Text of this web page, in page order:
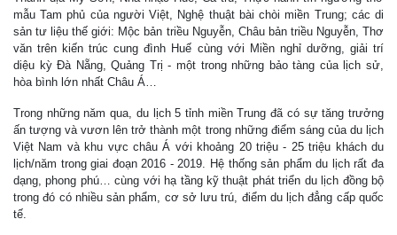
mẫu Tam phủ của người Việt, Nghệ thuật bài chòi miền Trung; các di
sản tư liệu thế giới: Mộc bản triều Nguyễn, Châu bản triều Nguyễn, Thơ
văn trên kiến trúc cung đình Huế cùng với Miền nghỉ dưỡng, giải trí
diệu kỳ Đà Nẵng, Quảng Trị - một trong những bảo tàng của lịch sử,
hòa bình lớn nhất Châu Á…
Trong những năm qua, du lịch 5 tỉnh miền Trung đã có sự tăng trưởng
ấn tượng và vươn lên trở thành một trong những điểm sáng của du lịch
Việt Nam và khu vực châu Á với khoảng 20 triệu - 25 triệu khách du
lịch/năm trong giai đoạn 2016 - 2019. Hệ thống sản phẩm du lịch rất đa
dạng, phong phú… cùng với hạ tầng kỹ thuật phát triển du lịch đồng bộ
trong đó có nhiều sản phẩm, cơ sở lưu trú, điểm du lịch đẳng cấp quốc
tế.